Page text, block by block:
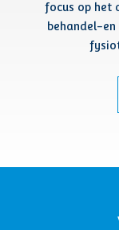
focus op het
behandel-